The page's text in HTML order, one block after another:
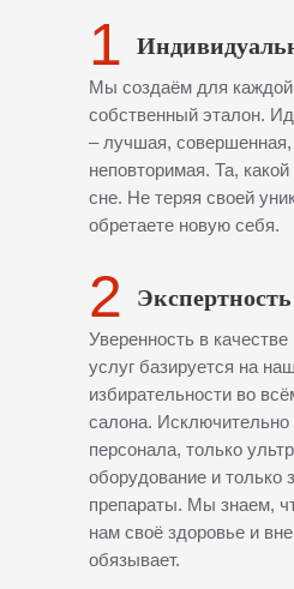
Мы создаём для каждой
собственный эталон.
– лучшая, совершенная,
неповторимая. Та,
сне. Не теряя своей
обретаете новую себя.
Уверенность в
услуг базируется на
избирательности во
салона. Исключительно
персонала, только
оборудование и только
препараты. Мы знаем,
нам своё здоровье и
обязывает.
Экспертность
1
2